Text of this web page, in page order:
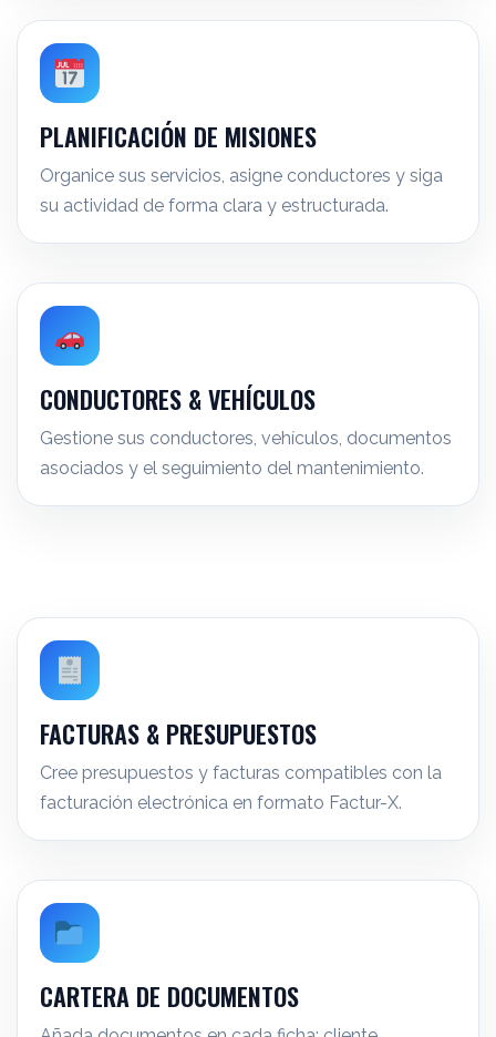
PLANIFICACIÓN DE MISIONES
Organice sus servicios, asigne conductores y siga
su actividad de forma clara y estructurada.
CONDUCTORES & VEHÍCULOS
Gestione sus conductores, vehículos, documentos
asociados y el seguimiento del mantenimiento.
FACTURAS & PRESUPUESTOS
Cree presupuestos y facturas compatibles con la
facturación electrónica en formato Factur-X.
CARTERA DE DOCUMENTOS